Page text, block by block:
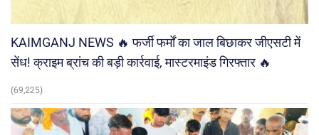
KAIMGANJ NEWS 🔥 फर्जी फर्मों का जाल बिछाकर जीएसटी में
सेंध! क्राइम ब्रांच की बड़ी कार्रवाई, मास्टरमाइंड गिरफ्तार 🔥
(69,225)